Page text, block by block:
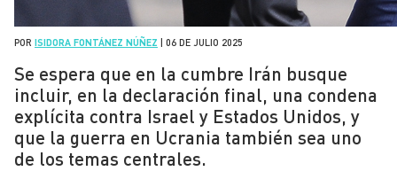
POR ISIDORA FONTÁNEZ NÚÑEZ 06 DE JULIO 2025
Se espera que en la cumbre Irán busque
incluir, en la declaración final, una condena
explícita contra Israel y Estados Unidos, y
que la guerra en Ucrania también sea uno
de los temas centrales.